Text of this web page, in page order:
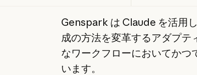
Genspark は Claude を活用
成の方法を変革するアダプテ
なワークフローにおいてかつ
います。